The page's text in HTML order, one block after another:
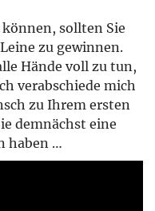
sollten Sie
zu gewinnen.
Hände voll zu tun,
verabschiede mich
zu Ihrem ersten
demnächst eine
haben …